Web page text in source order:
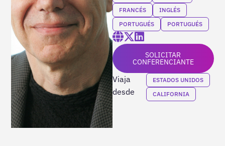
FRANCÉS
INGLÉS
PORTUGUÉS
PORTUGUÉS
SOLICITAR
CONFERENCIANTE
Viaja
desde
ESTADOS UNIDOS
CALIFORNIA